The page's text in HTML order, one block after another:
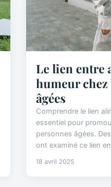
Le lien entre
humeur chez
âgées
Comprendre le lien
essentiel pour
personnes âgées.
ont examiné ce lien
18 avril 2025